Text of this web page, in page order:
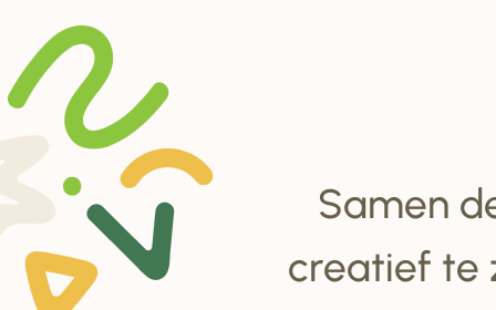
Samen
creatief te